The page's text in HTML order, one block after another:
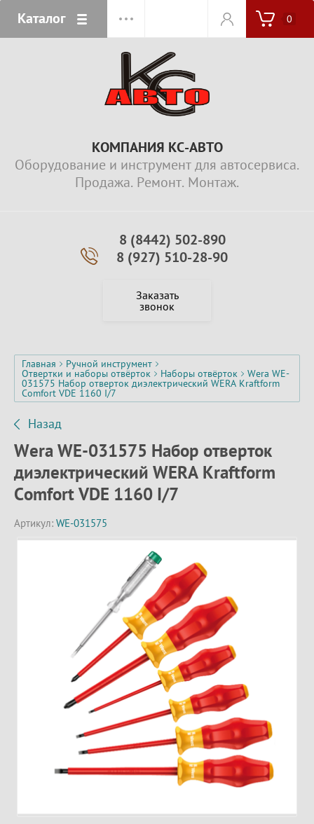
Каталог 0
КОМПАНИЯ КС-АВТО
Оборудование и инструмент для автосервиса.
Продажа. Ремонт. Монтаж.
8 (8442) 502-890
8 (927) 510-28-90
Заказать
звонок
Главная Ручной инструмент
Отвертки и наборы отвёрток Наборы отвёрток Wera WE-
031575 Набор отверток диэлектрический WERA Kraftform
Comfort VDE 1160 I/7
Назад
Wera WE-031575 Набор отверток
диэлектрический WERA Kraftform
Comfort VDE 1160 I/7
Артикул: WE-031575